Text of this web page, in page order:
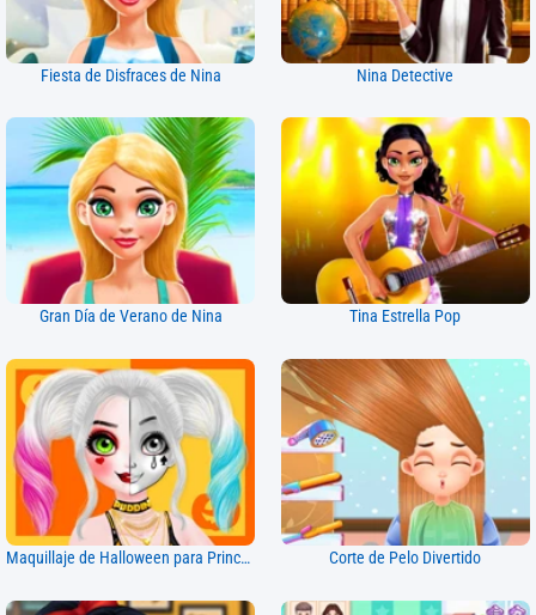
Fiesta de Disfraces de Nina Nina Detective
Gran Día de Verano de Nina Tina Estrella Pop
Maquillaje de Halloween para Princesas Corte de Pelo Divertido